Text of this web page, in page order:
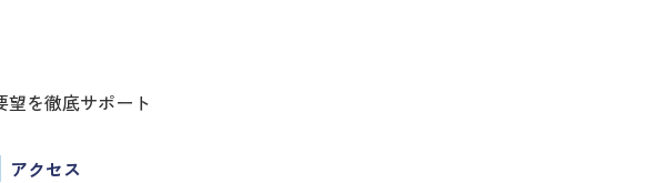
を徹底サポート
アクセス